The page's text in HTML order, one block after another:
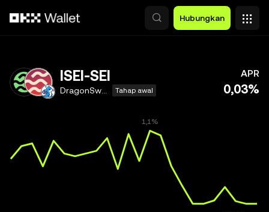
Hubungkan
ISEI-SEI
Tahap awal
APR
0,03%